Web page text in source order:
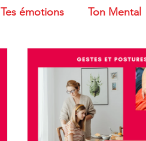
Tes émotions Ton Mental
Massages et Ventouses